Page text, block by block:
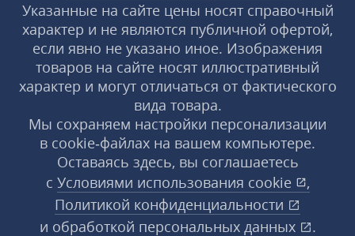
Указанные на сайте цены носят справочный
характер и не являются публичной офертой,
если явно не указано иное. Изображения
товаров на сайте носят иллюстративный
характер и могут отличаться от фактического
вида товара.
Мы сохраняем настройки персонализации
в cookie‑файлах на вашем компьютере.
Оставаясь здесь, вы соглашаетесь
с Условиями использования cookie
,
Политикой конфиденциальности
и обработкой персональных данных .